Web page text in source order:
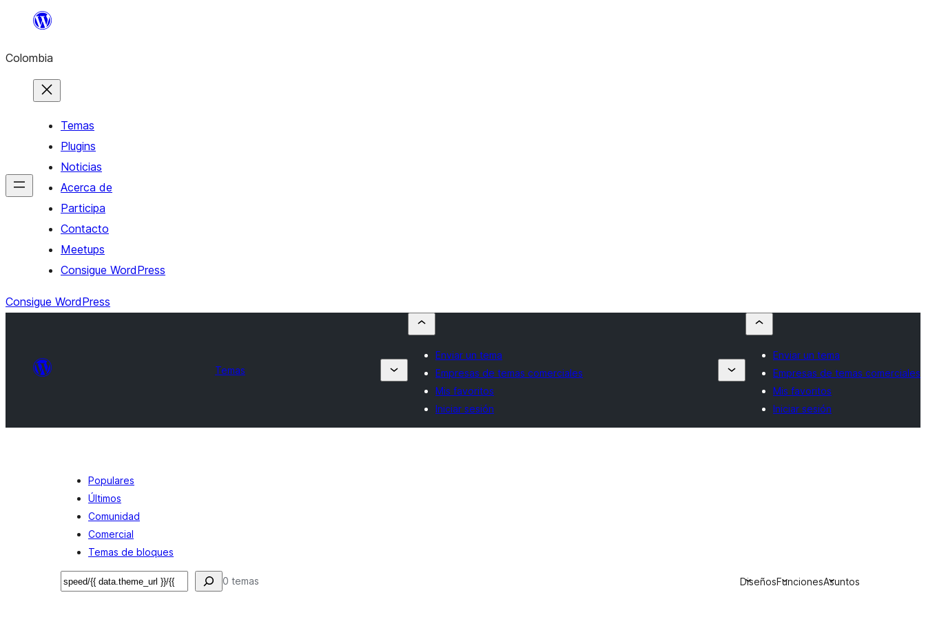
Saltar
contenido
Colombia
Temas
Plugins
Noticias
Acerca de
Participa
Contacto
Meetups
Consigue WordPress
Consigue WordPress
Temas
Enviar un tema
Empresas de temas comerciales
Mis favoritos
Iniciar sesión
Enviar un tema
Empresas de temas comerciales
Mis favoritos
Iniciar sesión
Populares
Últimos
Comunidad
Comercial
Temas de bloques
Buscar 0 temas DiseñosFuncionesAsuntos